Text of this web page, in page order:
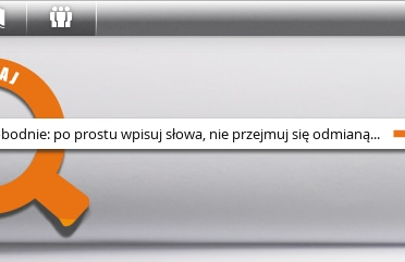
Wyszukaj w serwisie